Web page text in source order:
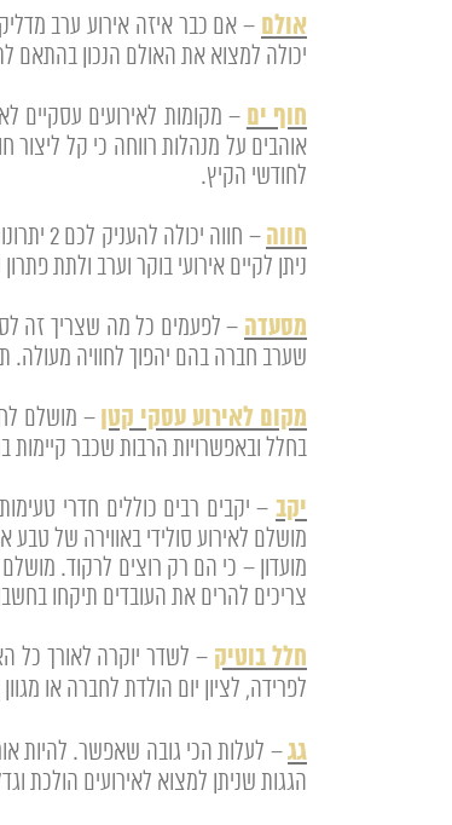
אולם – אם כבר איזה אירוע ערב
יכולה למצוא את האולם הנכון בהתאם
חוף ים – מקומות לאירועים עסקיים
אוהבים על מנהלות רווחה כי קל ליצור
לחודשי הקיץ.
חווה
– חווה
ניתן לקיים אירועי בוקר וערב ולתת
מסעדה
שערב חברה בהם יהפוך לחוויה מעולה.
מקום לאירוע עסקי קטן – מושלם
בחלל ובאפשרויות הרבות שכבר קיימות
יקב – יקבים רבים כוללים חדרי
מושלם לאירוע סולידי באווירה של
מועדון – כי הם רק רוצים לרקוד.
צריכים להרים את העובדים תיקחו
חלל בוטיק – לשדר יוקרה לאורך כל
לפרידה, לציון יום הולדת לחברה או מגוון
גג
הגגות שניתן למצוא לאירועים הולכת